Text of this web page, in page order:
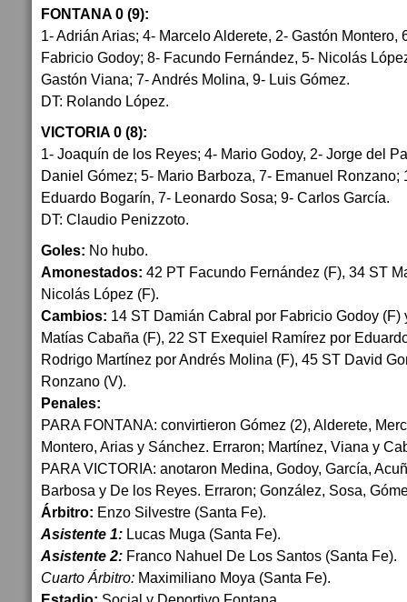
FONTANA 0 (9):
1- Adrián Arias; 4- Marcelo Alderete, 2- Gastón Montero,
Fabricio Godoy; 8- Facundo Fernández, 5- Nicolás
Gastón Viana; 7- Andrés Molina, 9- Luis Gómez.
DT: Rolando López.
VICTORIA 0 (8):
1- Joaquín de los Reyes; 4- Mario Godoy, 2- Jorge del
Daniel Gómez; 5- Mario Barboza, 7- Emanuel Ronzano;
Eduardo Bogarín, 7- Leonardo Sosa; 9- Carlos García.
DT: Claudio Penizzoto.
Goles: No hubo.
Amonestados: 42 PT Facundo Fernández (F), 34 ST
Nicolás López (F).
Cambios: 14 ST Damián Cabral por Fabricio Godoy (F)
Matías Cabaña (F), 22 ST Exequiel Ramírez por
Rodrigo Martínez por Andrés Molina (F), 45 ST David
Ronzano (V).
Penales:
PARA FONTANA: convirtieron Gómez (2), Alderete,
Montero, Arias y Sánchez. Erraron; Martínez, Viana y
PARA VICTORIA: anotaron Medina, Godoy, García,
Barbosa y De los Reyes. Erraron; González, Sosa,
Árbitro: Enzo Silvestre (Santa Fe).
Asistente 1: Lucas Muga (Santa Fe).
Asistente 2: Franco Nahuel De Los Santos (Santa Fe).
Cuarto Árbitro: Maximiliano Moya (Santa Fe).